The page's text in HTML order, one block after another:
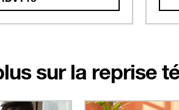
sur la reprise